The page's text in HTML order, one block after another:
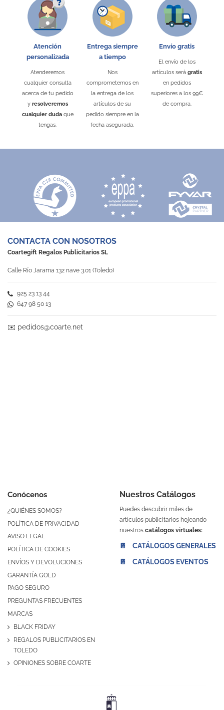
Atención
personalizada
Atenderemos
cualquier consulta
acerca de tu pedido
y resolveremos
cualquier dudaque
tengas.
Entrega siempre
a tiempo
Nos
comprometemos en
la entrega de los
artículos de su
pedido siempre en la
fecha asegurada.
Envío gratis
El envío de los
artículos será gratis
en pedidos
superiores a los 99€
de compra.
Conócenos
¿QUIÉNES SOMOS?
POLÍTICA DE PRIVACIDAD
AVISO LEGAL
POLÍTICA DE COOKIES
ENVÍOS Y DEVOLUCIONES
GARANTÍA GOLD
PAGO SEGURO
PREGUNTAS FRECUENTES
MARCAS
BLACK FRIDAY
REGALOS PUBLICITARIOS EN
TOLEDO
OPINIONES SOBRE COARTE
Nuestros Catálogos
Puedes descubrir miles de
artículos publicitarios hojeando
nuestros catálogos virtuales:
📔 CATÁLOGOS GENERALES
📔 CATÁLOGOS EVENTOS
CONTACTA CON NOSOTROS
Coartegift Regalos Publicitarios SL
Calle Río Jarama 132 nave 3.01 (Toledo)
925 23 13 44
647 98 50 13
✉️ pedidos@coarte.net